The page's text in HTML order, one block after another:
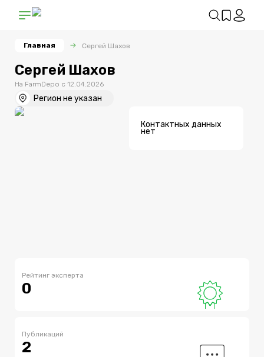
Главная Сергей Шахов
Сергей Шахов
На FarmDepo с 12.04.2026
Регион не указан
Контактных данных
нет
Рейтинг эксперта
0
Публикаций
2